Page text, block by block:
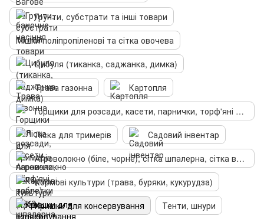
Грунти, субстрати та інші товари
Мішки поліпропіленові та сітка овочева
Цибуля (тиканка, саджанка, димка)
Трава газонна
Картопля
Горщики для розсади, касети, парнички, торф'яні таблетки
Ліска для тримерів
Садовий інвентар
Агроволокно (біле, чорне), сітка шпалерна, сітка вольєрна
Кормові культури (трава, буряки, кукурудза)
Кришки для консервування
Тенти, шнури